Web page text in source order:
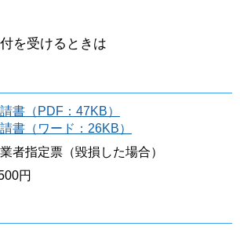
を受けるときは
書（PDF：47KB）
書（ワード：26KB）
者指定票（毀損した場合）
円